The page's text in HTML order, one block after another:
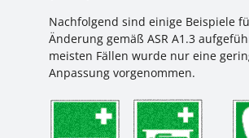
Nachfolgend sind einige Beispiele
Änderung gemäß ASR A1.3
meisten Fällen wurde nur eine
Anpassung vorgenommen.